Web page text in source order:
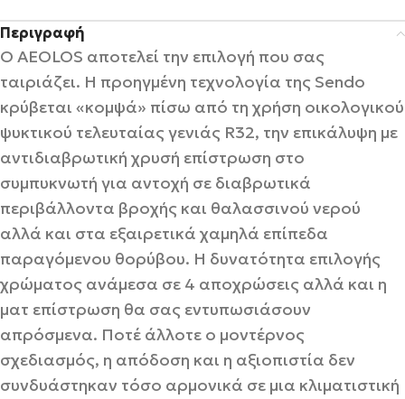
Περιγραφή
Ο AEOLOS αποτελεί την επιλογή που σας
ταιριάζει. Η προηγμένη τεχνολογία της Sendo
κρύβεται «κομψά» πίσω από τη χρήση οικολογικού
ψυκτικού τελευταίας γενιάς R32, την επικάλυψη με
αντιδιαβρωτική χρυσή επίστρωση στο
συμπυκνωτή για αντοχή σε διαβρωτικά
περιβάλλοντα βροχής και θαλασσινού νερού
αλλά και στα εξαιρετικά χαμηλά επίπεδα
παραγόμενου θορύβου. Η δυνατότητα επιλογής
χρώματος ανάμεσα σε 4 αποχρώσεις αλλά και η
ματ επίστρωση θα σας εντυπωσιάσουν
απρόσμενα. Ποτέ άλλοτε ο μοντέρνος
σχεδιασμός, η απόδοση και η αξιοπιστία δεν
συνδυάστηκαν τόσο αρμονικά σε μια κλιματιστική